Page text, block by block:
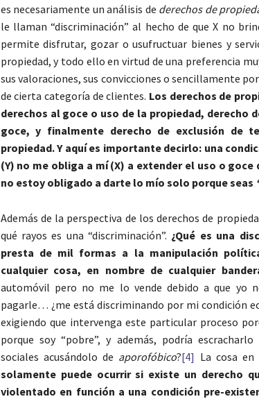
es necesariamente un análisis de derechos de
le llaman “discriminación” al hecho de que X no
permite disfrutar, gozar o usufructuar bienes y
propiedad, y todo ello en virtud de una preferencia
sus valoraciones, sus convicciones o sencillamente
de cierta categoría de clientes. Los derechos de
derechos al goce o uso de la propiedad, derecho
goce, y finalmente derecho de exclusión de
propiedad. Y aquí es importante decirlo: una
(Y) no me obliga a mí (X) a extender el uso o
no estoy obligado a darte lo mío solo porque seas
Además de la perspectiva de los derechos de
qué rayos es una “discriminación”. ¿Qué es una
presta de mil formas a la manipulación
cualquier cosa, en nombre de cualquier
automóvil pero no me lo vende debido a que yo
pagarle… ¿me está discriminando por mi condición
exigiendo que intervenga este particular proceso
porque soy “pobre”, y además, podría
sociales acusándolo de aporofóbico?[4] La cosa en
solamente puede ocurrir si existe un derecho
violentado en función a una condición pre-